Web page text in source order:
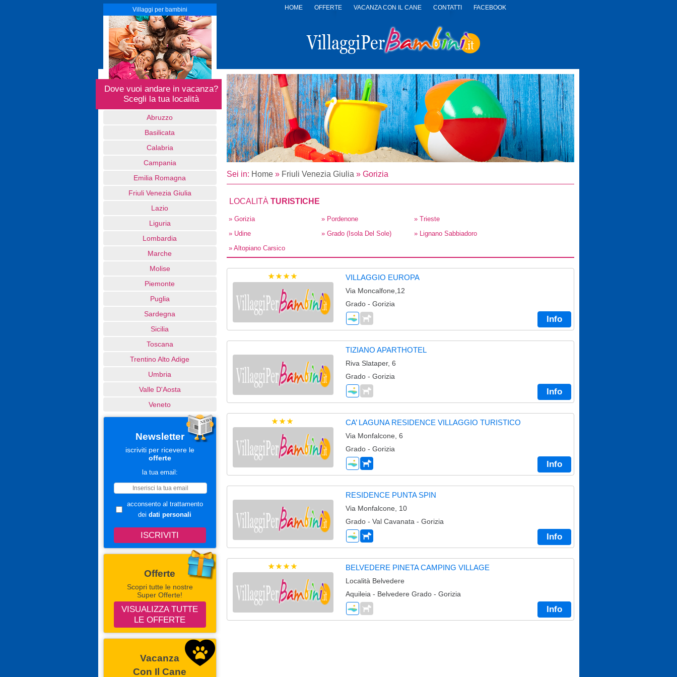
HOME OFFERTE VACANZA CON IL CANE CONTATTI
FACEBOOK
PER
BAMBINI
Villaggi per bambini
Dove vuoi andare in vacanza?
Scegli la tua località
Abruzzo
Basilicata
Calabria
Campania
Emilia Romagna
Friuli Venezia Giulia
Lazio
Liguria
Lombardia
Marche
Molise
Piemonte
Puglia
Sardegna
Sicilia
Toscana
Trentino Alto Adige
Umbria
Valle D'Aosta
Veneto
Newsletter
iscriviti per ricevere le
offerte
la tua email:
acconsento al trattamento
dei dati personali
Offerte
Scopri tutte le nostre
Super Offerte!
VISUALIZZA TUTTE
LE OFFERTE
Vacanza
Con Il Cane
Sei in: Home» Friuli Venezia Giulia » Gorizia
LOCALITÀ TURISTICHE
» Gorizia » Pordenone
» Trieste
» Udine
» Grado (isola Del Sole)
» Lignano Sabbiadoro
» Altopiano Carsico
VILLAGGIO EUROPA
Via Moncalfone,12
Grado - Gorizia
Info
TIZIANO APARTHOTEL
Riva Slataper, 6
Grado - Gorizia
Info
CA’ LAGUNA RESIDENCE VILLAGGIO TURISTICO
Via Monfalcone, 6
Grado - Gorizia
Info
RESIDENCE PUNTA SPIN
Via Monfalcone, 10
Grado - Val Cavanata - Gorizia
Info
BELVEDERE PINETA CAMPING VILLAGE
Località Belvedere
Aquileia - Belvedere Grado - Gorizia
Info